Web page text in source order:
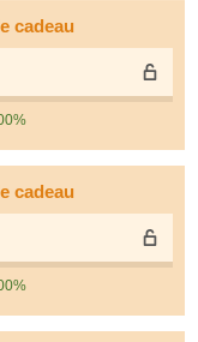
cadeau
cadeau